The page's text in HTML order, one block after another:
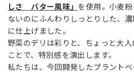
しさ バター風味」 を使用。小麦
ないのにふんわりしっとりした、
に仕上げました。
野菜のデリは彩りと、ちょっと大
ことで、特別感を演出します。
私たちは、今回開発したプラント